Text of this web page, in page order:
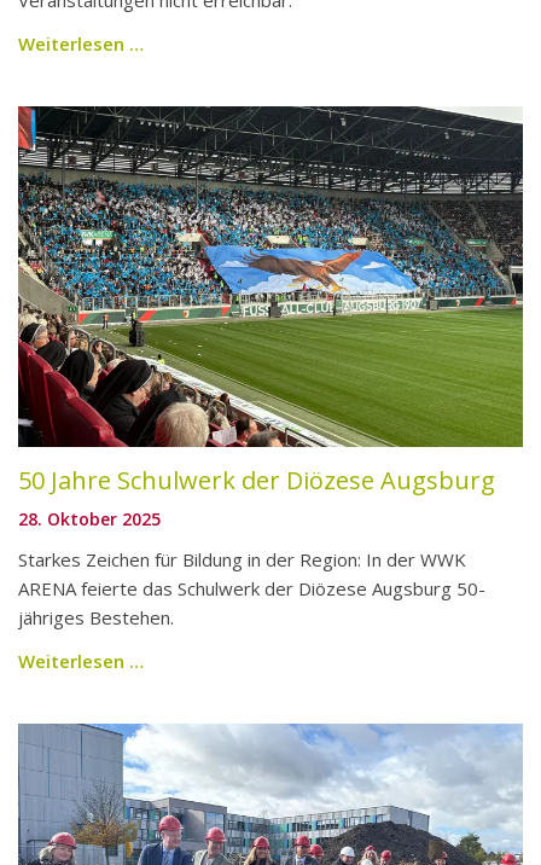
Weiterlesen …
50 Jahre Schulwerk der Diözese Augsburg
28. Oktober 2025
Starkes Zeichen für Bildung in der Region: In der WWK
ARENA feierte das Schulwerk der Diözese Augsburg 50-
jähriges Bestehen.
Weiterlesen …